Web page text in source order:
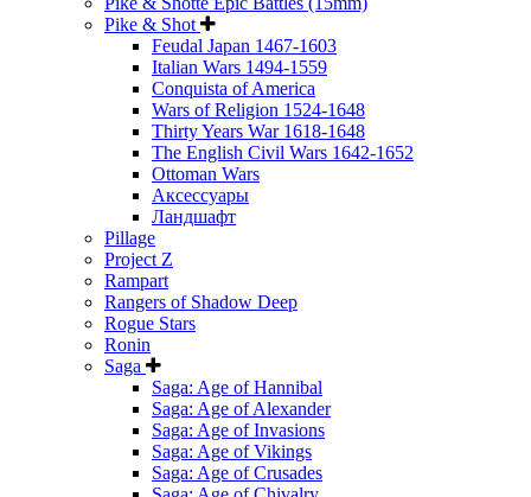
Pike & Shot
Feudal Japan 1467-1603
Italian Wars 1494-1559
Conquista of America
Wars of Religion 1524-1648
Thirty Years War 1618-1648
The English Civil Wars 1642-1652
Ottoman Wars
Аксессуары
Ландшафт
Pillage
Project Z
Rampart
Rangers of Shadow Deep
Rogue Stars
Ronin
Saga
Saga: Age of Hannibal
Saga: Age of Alexander
Saga: Age of Invasions
Saga: Age of Vikings
Saga: Age of Crusades